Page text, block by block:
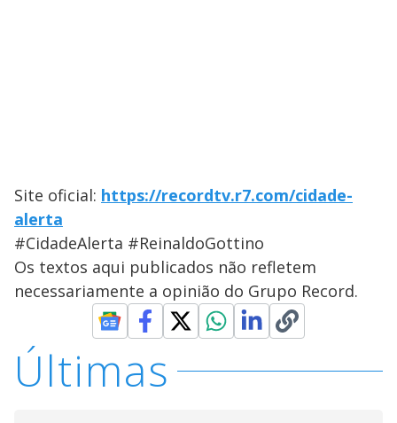
Site oficial: https://recordtv.r7.com/cidade-
alerta
#CidadeAlerta #ReinaldoGottino
Os textos aqui publicados não refletem
necessariamente a opinião do Grupo Record.
Últimas